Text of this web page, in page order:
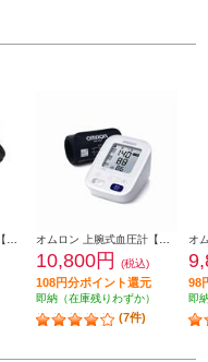
10,800円 (税込)
108円分ポイント還元
即納（在庫残りわずか）
(7件)
98
即